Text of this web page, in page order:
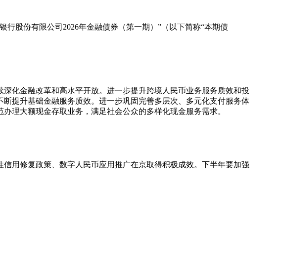
股份有限公司2026年金融债券（第一期）”（以下简称“本期债
化金融改革和高水平开放。进一步提升跨境人民币业务服务质效和投
提升基础金融服务质效。进一步巩固完善多层次、多元化支付服务体
理大额现金存取业务，满足社会公众的多样化现金服务需求。
用修复政策、数字人民币应用推广在京取得积极成效。下半年要加强